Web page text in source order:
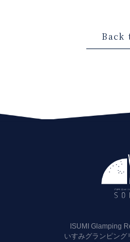
Back
ISUMI Glamping
いすみグランピング